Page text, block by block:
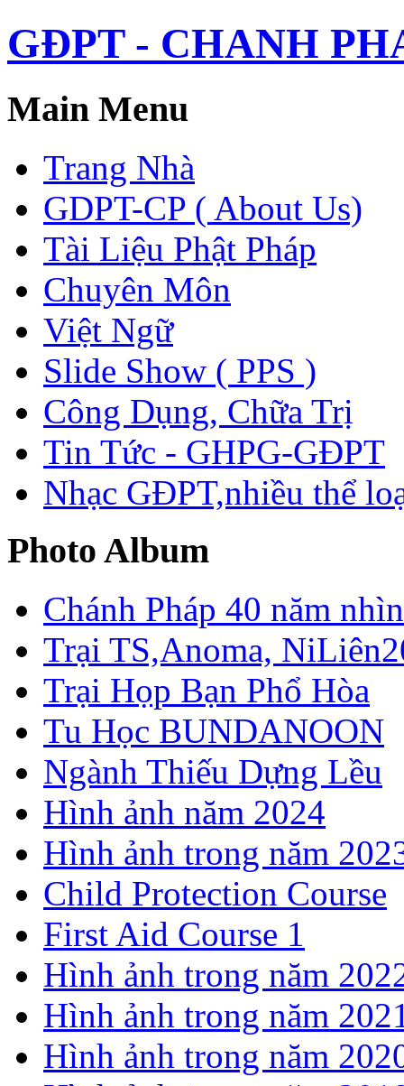
GĐPT - CHANH
Main Menu
Trang Nhà
GDPT-CP ( About Us)
Tài Liệu Phật Pháp
Chuyên Môn
Việt Ngữ
Slide Show ( PPS )
Công Dụng, Chữa Trị
Tin Tức - GHPG-GĐPT
Nhạc GĐPT,nhiều thể
Photo Album
Chánh Pháp 40 năm
Trại TS,Anoma,
Trại Họp Bạn Phổ Hòa
Tu Học BUNDANOON
Ngành Thiếu Dựng Lều
Hình ảnh năm 2024
Hình ảnh trong năm
Child Protection Course
First Aid Course 1
Hình ảnh trong năm
Hình ảnh trong năm
Hình ảnh trong năm